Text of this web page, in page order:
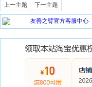
上一主题 下一主题
友善之臂官方客服中心